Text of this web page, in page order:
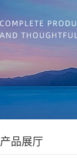
产品展厅